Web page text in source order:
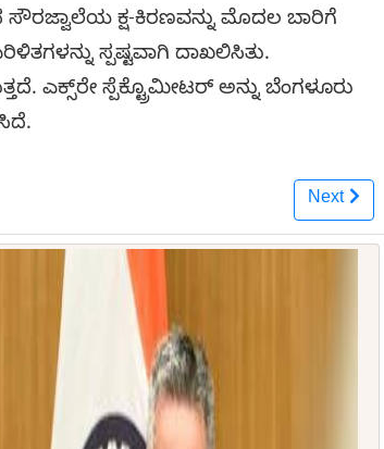
ಕ್ಷ-ಕಿರಣವನ್ನು ಮೊದಲ ಬಾರಿಗೆ
ಸ್ಪಷ್ಟವಾಗಿ ದಾಖಲಿಸಿತು.
ಎಕ್ಸ್‌ರೇ ಸ್ಪೆಕ್ಟ್ರೊಮೀಟರ್ ಅನ್ನು ಬೆಂಗಳೂರು
Next